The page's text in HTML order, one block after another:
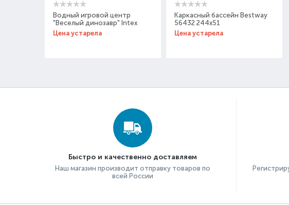
Водный игровой центр
"Веселый динозавр" Intex
57163 196х170х107
Цена устарела
Каркасный бассейн Bestway
56432 244x51
Цена устарела
Быстро и качественно доставляем
Наш магазин производит отправку товаров по
всей России